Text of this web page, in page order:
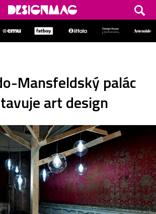
Mansfeldský palác
art design